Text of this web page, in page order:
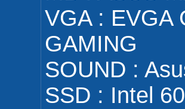
VGA : EVGA
GAMING
SOUND :
SSD : Intel